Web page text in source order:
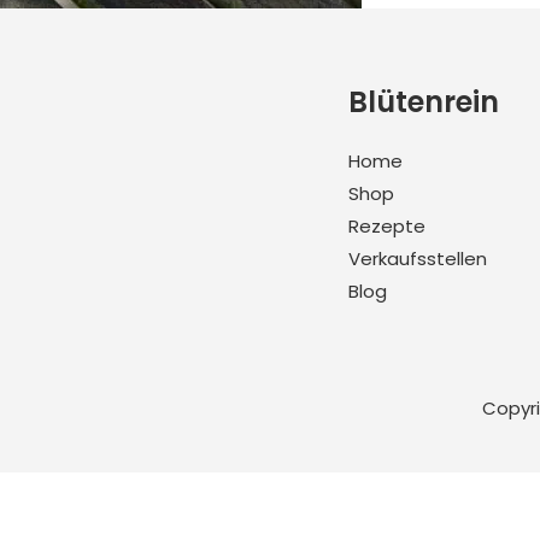
Blütenrein
Home
Shop
Rezepte
Verkaufsstellen
Blog